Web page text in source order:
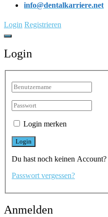
info@dentalkarriere.net
Login Registrieren
Login
Login merken
Du hast noch keinen Account?
Passwort vergessen?
Anmelden